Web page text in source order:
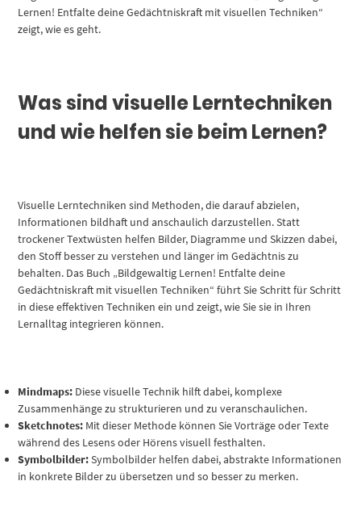
Lernen! Entfalte deine Gedächtniskraft mit visuellen Techniken“
zeigt, wie es geht.
Was sind visuelle Lerntechniken
und wie helfen sie beim Lernen?
Visuelle Lerntechniken sind Methoden, die darauf abzielen,
Informationen bildhaft und anschaulich darzustellen. Statt
trockener Textwüsten helfen Bilder, Diagramme und Skizzen dabei,
den Stoff besser zu verstehen und länger im Gedächtnis zu
behalten. Das Buch „Bildgewaltig Lernen! Entfalte deine
Gedächtniskraft mit visuellen Techniken“ führt Sie Schritt für Schritt
in diese effektiven Techniken ein und zeigt, wie Sie sie in Ihren
Lernalltag integrieren können.
Mindmaps: Diese visuelle Technik hilft dabei, komplexe
Zusammenhänge zu strukturieren und zu veranschaulichen.
Sketchnotes: Mit dieser Methode können Sie Vorträge oder Texte
während des Lesens oder Hörens visuell festhalten.
Symbolbilder:Symbolbilder helfen dabei, abstrakte Informationen
in konkrete Bilder zu übersetzen und so besser zu merken.